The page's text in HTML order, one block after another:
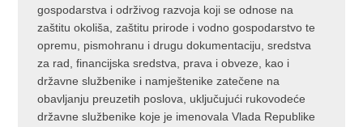
gospodarstva i održivog razvoja koji se odnose na
zaštitu okoliša, zaštitu prirode i vodno gospodarstvo te
opremu, pismohranu i drugu dokumentaciju, sredstva
za rad, financijska sredstva, prava i obveze, kao i
državne službenike i namještenike zatečene na
obavljanju preuzetih poslova, uključujući rukovodeće
državne službenike koje je imenovala Vlada Republike